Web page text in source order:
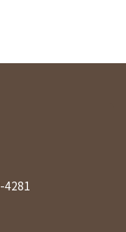
4281